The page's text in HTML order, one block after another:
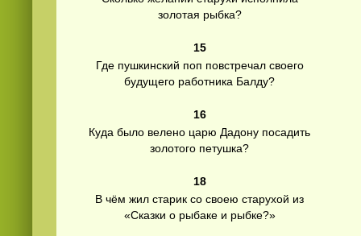
золотая рыбка?
15
Где пушкинский поп повстречал своего
будущего работника Балду?
16
Куда было велено царю Дадону посадить
золотого петушка?
18
В чём жил старик со своею старухой из
«Сказки о рыбаке и рыбке?»